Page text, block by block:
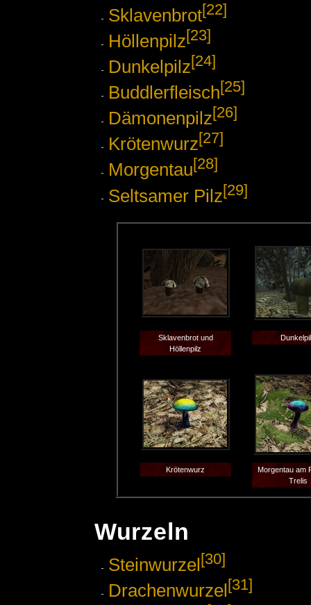
Sklavenbrot[22]
Höllenpilz[23]
Dunkelpilz[24]
Buddlerfleisch[25]
Dämonenpilz[26]
Krötenwurz[27]
Morgentau[28]
Seltsamer Pilz[29]
Sklavenbrot und
Höllenpilz
Krötenwurz
Morgentau am
Trelis
Wurzeln
Steinwurzel[30]
Drachenwurzel[31]